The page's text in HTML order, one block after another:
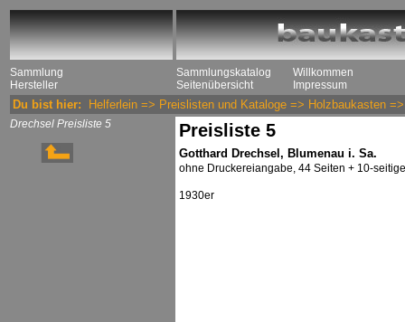
Sammlung
Hersteller
Sammlungskatalog
Seitenübersicht
Willkommen
Impressum
Du bist hier: Helferlein => Preislisten und Kataloge => Holzbaukasten
Drechsel Preisliste 5 Preisliste 5
Gotthard Drechsel, Blumenau i. Sa.
ohne Druckereiangabe, 44 Seiten + 10-
1930er